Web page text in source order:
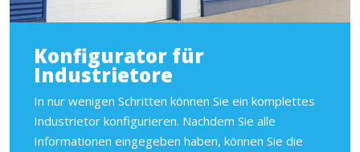
Konfigurator für
Industrietore
In nur wenigen Schritten können Sie ein komplettes
Industrietor konfigurieren. Nachdem Sie alle
Informationen eingegeben haben, können Sie die